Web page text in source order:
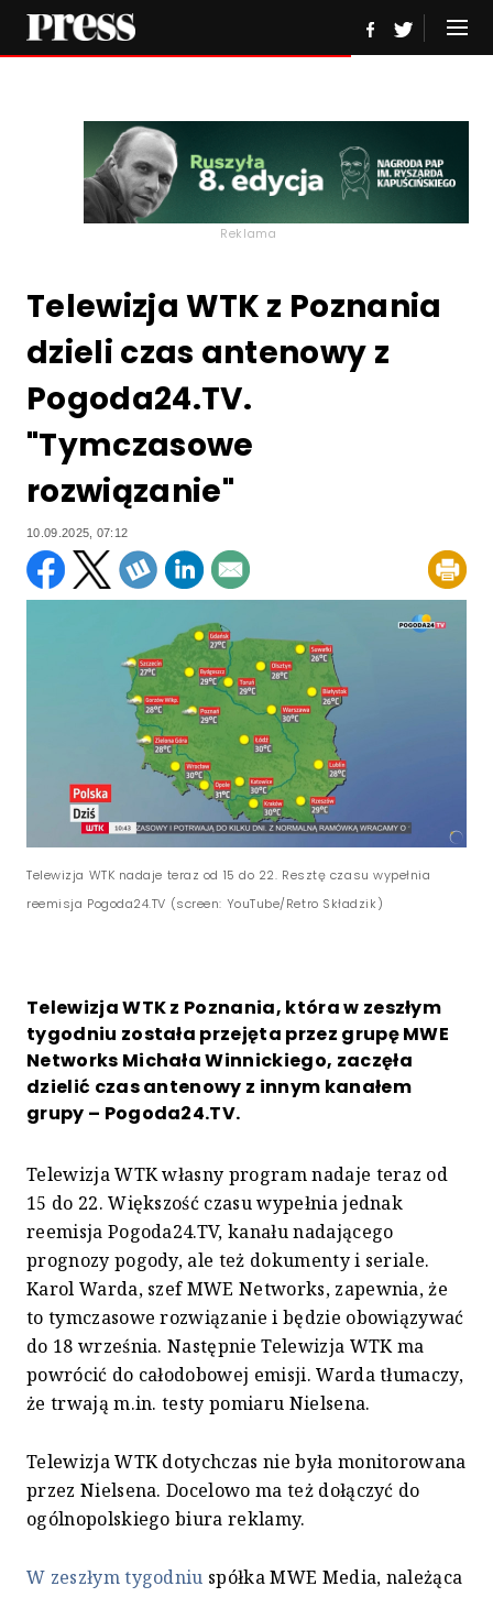
Reklama
Telewizja WTK z Poznania
dzieli czas antenowy z
Pogoda24.TV.
"Tymczasowe
rozwiązanie"
10.09.2025, 07:12
Telewizja WTK nadaje teraz od 15 do 22. Resztę czasu wypełnia
reemisja Pogoda24.TV (screen: YouTube/Retro Składzik)
Telewizja WTK z Poznania, która w zeszłym
tygodniu została przejęta przez grupę MWE
Networks Michała Winnickiego, zaczęła
dzielić czas antenowy z innym kanałem
grupy – Pogoda24.TV.
Telewizja WTK własny program nadaje teraz od
15 do 22. Większość czasu wypełnia jednak
reemisja Pogoda24.TV, kanału nadającego
prognozy pogody, ale też dokumenty i seriale.
Karol Warda, szef MWE Networks, zapewnia, że
to tymczasowe rozwiązanie i będzie obowiązywać
do 18 września. Następnie Telewizja WTK ma
powrócić do całodobowej emisji. Warda tłumaczy,
że trwają m.in. testy pomiaru Nielsena.
Telewizja WTK dotychczas nie była monitorowana
przez Nielsena. Docelowo ma też dołączyć do
ogólnopolskiego biura reklamy.
W zeszłym tygodniu spółka MWE Media, należąca